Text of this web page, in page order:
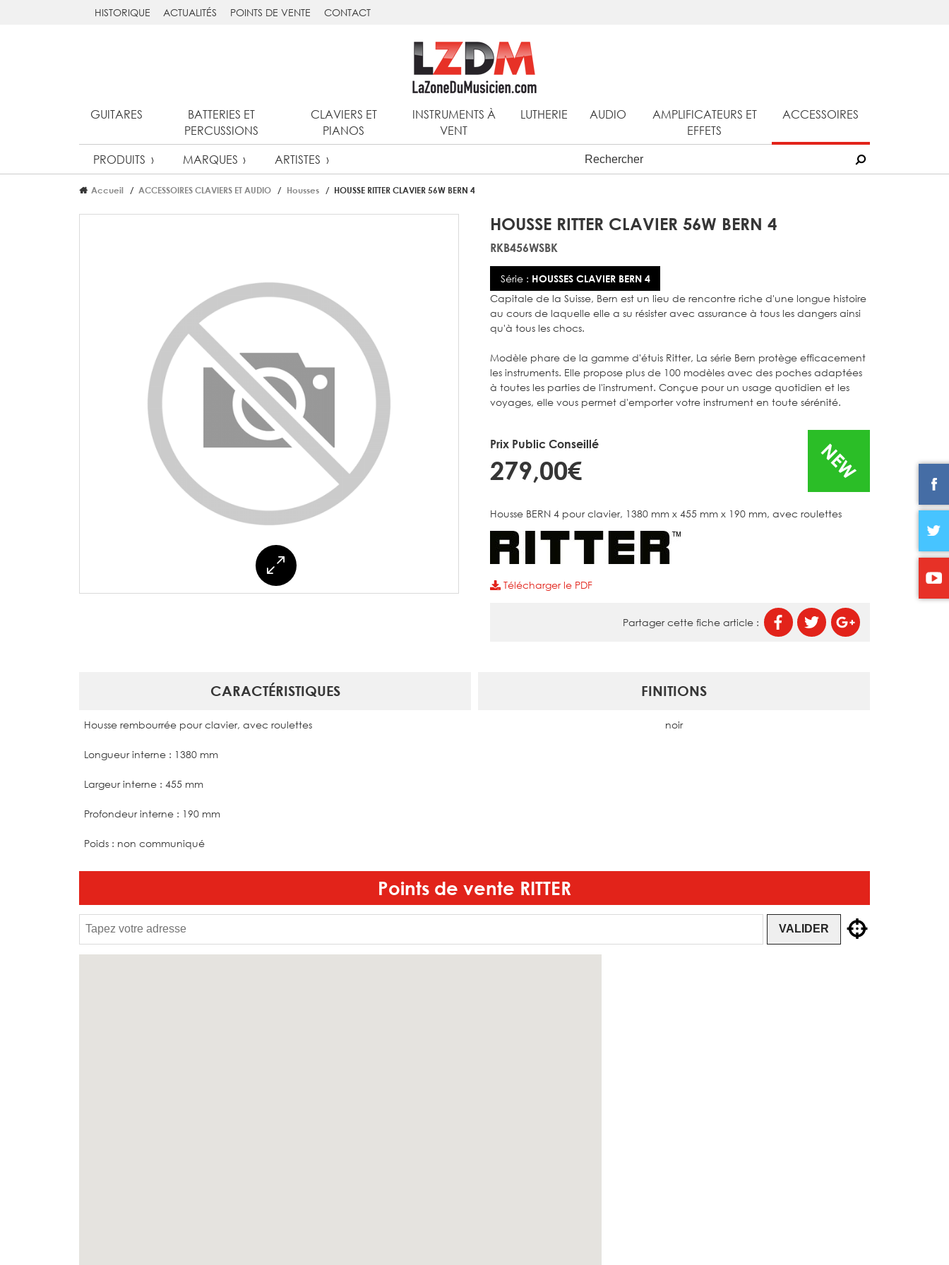
HISTORIQUE ACTUALITÉS POINTS DE VENTE CONTACT
GUITARES
BATTERIES ET
PERCUSSIONS
CLAVIERS ET
PIANOS
INSTRUMENTS À
VENT
LUTHERIE AUDIO
AMPLIFICATEURS ET
EFFETS
ACCESSOIRES
PRODUITS MARQUES ARTISTES
Accueil ACCESSOIRES CLAVIERS ET AUDIO Housses HOUSSE RITTER CLAVIER 56W BERN 4
HOUSSE RITTER CLAVIER 56W BERN 4
RKB456WSBK
Série : HOUSSES CLAVIER BERN 4
Capitale de la Suisse, Bern est un lieu de rencontre riche d'une longue histoire
au cours de laquelle elle a su résister avec assurance à tous les dangers ainsi
qu'à tous les chocs.
Modèle phare de la gamme d'étuis Ritter, La série Bern protège efficacement
les instruments. Elle propose plus de 100 modèles avec des poches adaptées
à toutes les parties de l'instrument. Conçue pour un usage quotidien et les
voyages, elle vous permet d'emporter votre instrument en toute sérénité.
Prix Public Conseillé
279,00€ NEW
Housse BERN 4 pour clavier, 1380 mm x 455 mm x 190 mm, avec roulettes
Télécharger le PDF
Partager cette fiche article :
CARACTÉRISTIQUES
Housse rembourrée pour clavier, avec roulettes
Longueur interne : 1380 mm
Largeur interne : 455 mm
Profondeur interne : 190 mm
Poids : non communiqué
FINITIONS
noir
Points de vente RITTER
VALIDER